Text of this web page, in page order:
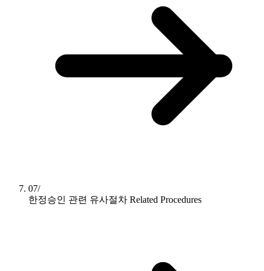
07/
한정승인 관련 유사절차 Related Procedures